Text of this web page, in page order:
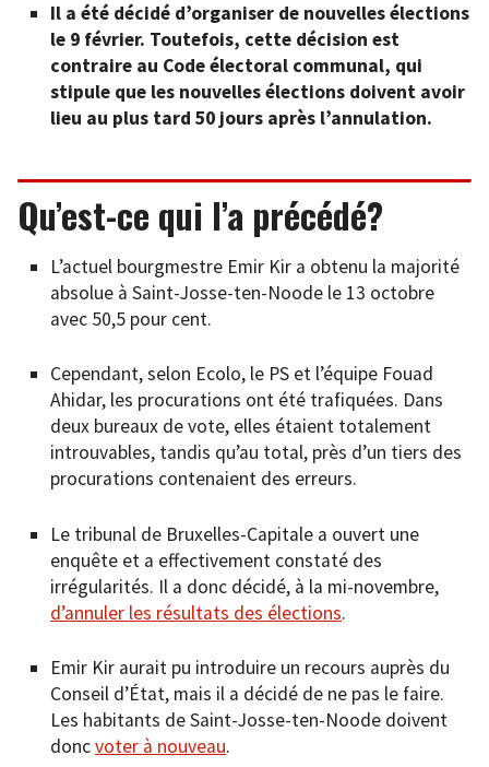
Il a été décidé d’organiser de nouvelles élections
le 9 février. Toutefois, cette décision est
contraire au Code électoral communal, qui
stipule que les nouvelles élections doivent avoir
lieu au plus tard 50 jours après l’annulation.
Qu’est-ce qui l’a précédé?
L’actuel bourgmestre Emir Kir a obtenu la majorité
absolue à Saint-Josse-ten-Noode le 13 octobre
avec 50,5 pour cent.
Cependant, selon Ecolo, le PS et l’équipe Fouad
Ahidar, les procurations ont été trafiquées. Dans
deux bureaux de vote, elles étaient totalement
introuvables, tandis qu’au total, près d’un tiers des
procurations contenaient des erreurs.
Le tribunal de Bruxelles-Capitale a ouvert une
enquête et a effectivement constaté des
irrégularités. Il a donc décidé, à la mi-novembre,
d’annuler les résultats des élections.
Emir Kir aurait pu introduire un recours auprès du
Conseil d’État, mais il a décidé de ne pas le faire.
Les habitants de Saint-Josse-ten-Noode doivent
doncvoter à nouveau.